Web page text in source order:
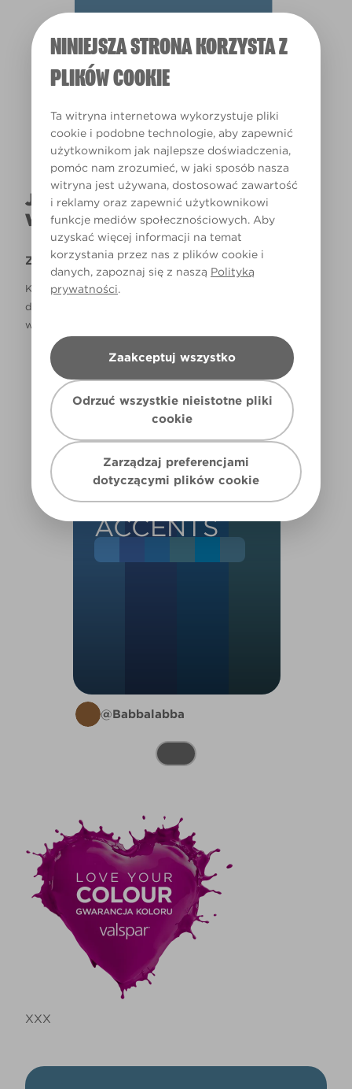
NINIEJSZA STRONA KORZYSTA Z
PLIKÓW COOKIE
Ta witryna internetowa wykorzystuje pliki
cookie i podobne technologie, aby zapewnić
użytkownikom jak najlepsze doświadczenia,
pomóc nam zrozumieć, w jaki sposób nasza
witryna jest używana, dostosować zawartość
i reklamy oraz zapewnić użytkownikowi
funkcje mediów społecznościowych. Aby
uzyskać więcej informacji na temat
korzystania przez nas z plików cookie i
danych, zapoznaj się z naszą Polityką
prywatności.
Zaakceptuj wszystko
Odrzuć wszystkie nieistotne pliki
cookie
Zarządzaj preferencjami
dotyczącymi plików cookie
JAK NAPRAWDĘ KOLOR BĘDZIE
WYGLĄDAŁ W TWOIM DOMU?
Zastrzeżenie
Kolory, które są widoczne na monitorze i/lub kolory
drukowane, mogą się różnić od rzeczywistych, dostępnych
w sklepach.
HALLWAY IF
WE GO
NEUTRAL +
BLUE
ACCENTS
@Babbalabba
XXX